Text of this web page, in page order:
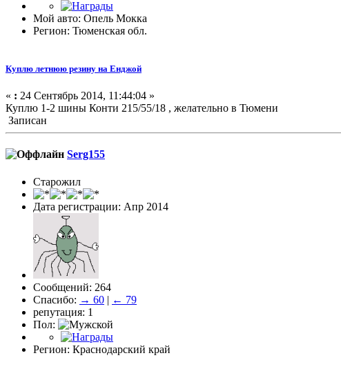
Мой авто: Опель Мокка
Регион: Тюменская обл.
Куплю летнюю резину на Енджой
« : 24 Сентябрь 2014, 11:44:04 »
Куплю 1-2 шины Конти 215/55/18 , желательно в Тюмени
Записан
Serg155
Старожил
Дата регистрации: Апр 2014
Сообщений: 264
Спасибо: → 60 | ← 79
репутация: 1
Пол:
Регион: Краснодарский край